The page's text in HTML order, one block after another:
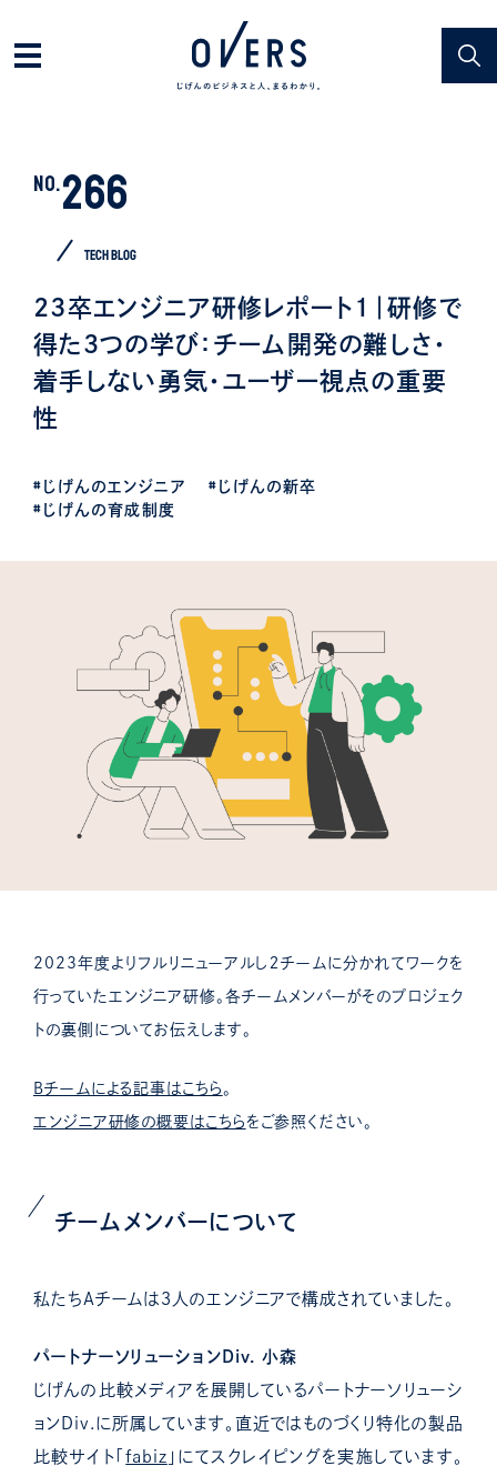
NO.266
TECH BLOG
23卒エンジニア研修レポート1｜研修で
得た３つの学び：チーム開発の難しさ・
着手しない勇気・ユーザー視点の重要
性
#じげんのエンジニア
#じげんの新卒
#じげんの育成制度
2023年度よりフルリニューアルし２チームに分かれてワークを
行っていたエンジニア研修。各チームメンバーがそのプロジェク
トの裏側についてお伝えします。
Bチームによる記事はこちら 。
エンジニア研修の概要はこちら をご参照ください。
チームメンバーについて
私たちAチームは３人のエンジニアで構成されていました。
パートナーソリューションDiv. 小森
じげんの比較メディアを展開しているパートナーソリューシ
ョンDiv.に所属しています。直近ではものづくり特化の製品
比較サイト「fabiz 」にてスクレイピングを実施しています。